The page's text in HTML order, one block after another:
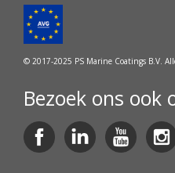
© 2017-2025 PS Marine Coatings B.V.
Bezoek ons ook